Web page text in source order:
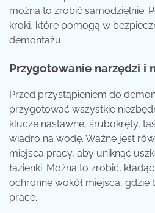
można to zrobić samodzielnie.
kroki, które pomogą w
demontażu.
Przygotowanie narzędzi i
Przed przystąpieniem do
przygotować wszystkie
klucze nastawne, śrubokręty,
wiadro na wodę. Ważne jest
miejsca pracy, aby uniknąć
łazienki. Można to zrobić,
ochronne wokół miejsca, gdzie
prace.